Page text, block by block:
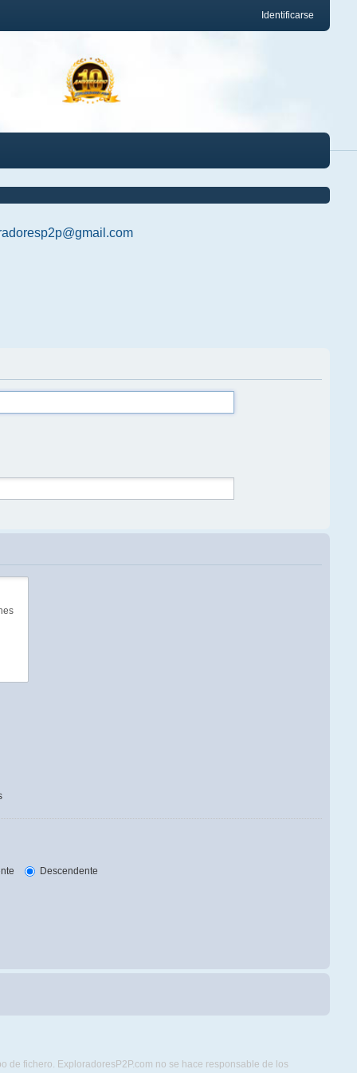
Identificarse
Descendente
de fichero. ExploradoresP2P.com no se hace responsable de los